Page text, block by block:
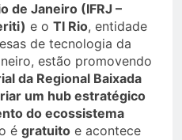
de Janeiro (IFRJ –
e o TI Rio, entidade
de tecnologia da
estão promovendo
da Regional Baixada
um hub estratégico
do ecossistema
é gratuito e acontece